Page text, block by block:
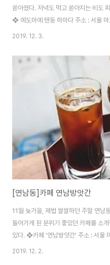
쏟아졌다. 저녁도 먹고 쏟아지는 비도
❖ 에도마에 텐동 하마다 주소 : 서울
시간 : 오전 11시 ~ 오후 10시 연락처
게 딱 4가지, 에도마에텐동, 에비텐동,
기본 텐동에 들어가는 내용물에 차이
리는 '텐동'(10000)과 '에다마에 텐동
던 미소국 엄청 푸짐하게 나온 '에다마
2019. 12. 3.
[연남동]카페 연남방앗간
11월 늦가을, 제법 쌀쌀하던 주말 연남
들어가게 된 분위기 좋았던 카페를 소
있다. ❖카페 '연남방앗간' 주소 : 서울
오전 12시~오후 10시, 휴무 월요일 연락
2019. 12. 2.